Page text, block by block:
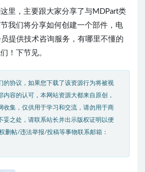
里，主要跟大家分享了与MDPart类
我们将分享如何创建一个部件，电
提供技术咨询服务，有哪里不懂的
！下节见。
的协议，如果您下载了该资源行为将被视
内容的认可，本网站资源大都来自原创，
收集，仅供用于学习和交流，请勿用于商
妥之处，请联系站长并出示版权证明以便
删帖/违法举报/投稿等事物联系邮箱：